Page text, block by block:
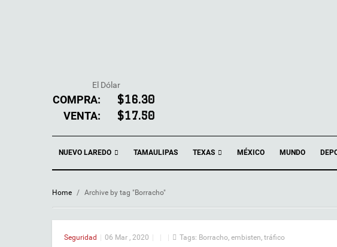
El Dólar
COMPRA: $16.30
VENTA: $17.50
NUEVO LAREDO TAMAULIPAS TEXAS MÉXICO MUNDO
Home / Archive by tag "Borracho"
Seguridad 06 Mar , 2020 Tags: Borracho, embisten, tráfico